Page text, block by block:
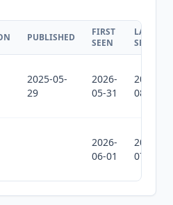
PUBLISHED
FIRST
SEEN
LAST
SEEN
2025-05-
29
2026-
05-31
2026-
08-08
2026-
06-01
2026-
07-10